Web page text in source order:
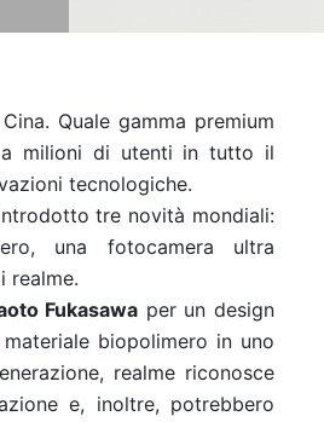
Quale gamma premium
a milioni di utenti in tutto il
tecnologiche.
tre novità mondiali:
una fotocamera ultra
realme.
Fukasawa per un design
biopolimero in uno
realme riconosce
e, inoltre, potrebbero